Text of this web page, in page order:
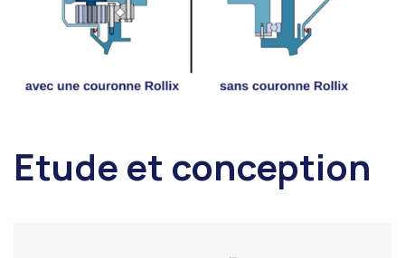
Etude et conception